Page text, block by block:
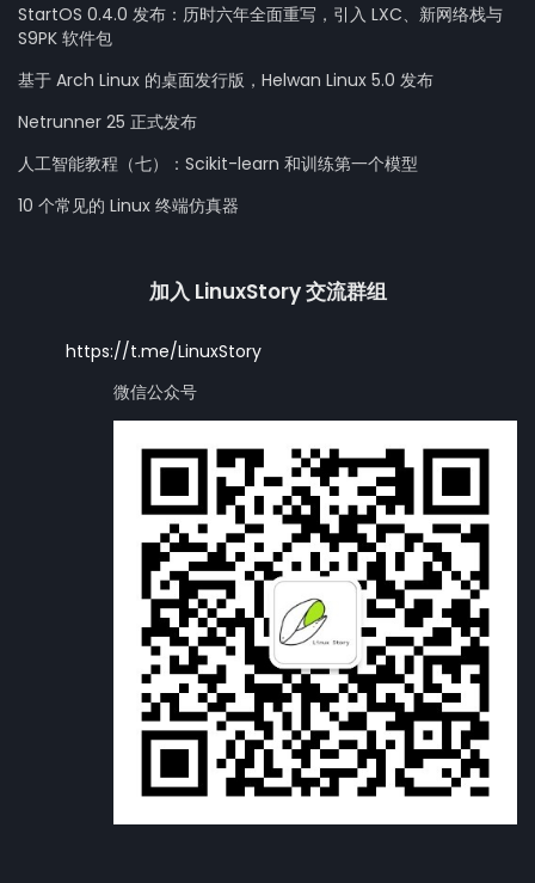
StartOS 0.4.0 发布：历时六年全面重写，引入 LXC、新网络栈与
S9PK 软件包
基于 Arch Linux 的桌面发行版，Helwan Linux 5.0 发布
Netrunner 25 正式发布
人工智能教程（七）：Scikit-learn 和训练第一个模型
10 个常见的 Linux 终端仿真器
加入 LinuxStory 交流群组
https://t.me/LinuxStory
微信公众号